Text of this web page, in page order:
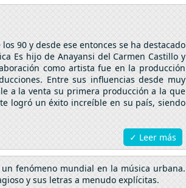
90 y desde ese entonces se ha destacado
Es hijo de Anayansi del Carmen Castillo y
como artista fue en la producción
Entre sus influencias desde muy
a la venta su primera producción a la que
logró un éxito increíble en su país, siendo
✓ Leer más
fenómeno mundial en la música urbana.
y sus letras a menudo explícitas.